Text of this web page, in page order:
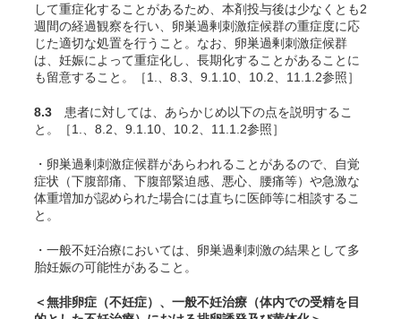
して重症化することがあるため、本剤投与後は少なくとも2
週間の経過観察を行い、卵巣過剰刺激症候群の重症度に応
じた適切な処置を行うこと。なお、卵巣過剰刺激症候群
は、妊娠によって重症化し、長期化することがあることに
も留意すること。［1.、8.3、9.1.10、10.2、11.1.2参照］
8.3 患者に対しては、あらかじめ以下の点を説明するこ
と。［1.、8.2、9.1.10、10.2、11.1.2参照］
・卵巣過剰刺激症候群があらわれることがあるので、自覚
症状（下腹部痛、下腹部緊迫感、悪心、腰痛等）や急激な
体重増加が認められた場合には直ちに医師等に相談するこ
と。
・一般不妊治療においては、卵巣過剰刺激の結果として多
胎妊娠の可能性があること。
＜無排卵症（不妊症）、一般不妊治療（体内での受精を目